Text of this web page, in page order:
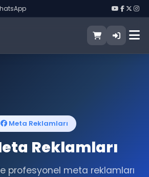
Meta Reklamları
Reklamları
profesyonel meta reklamları